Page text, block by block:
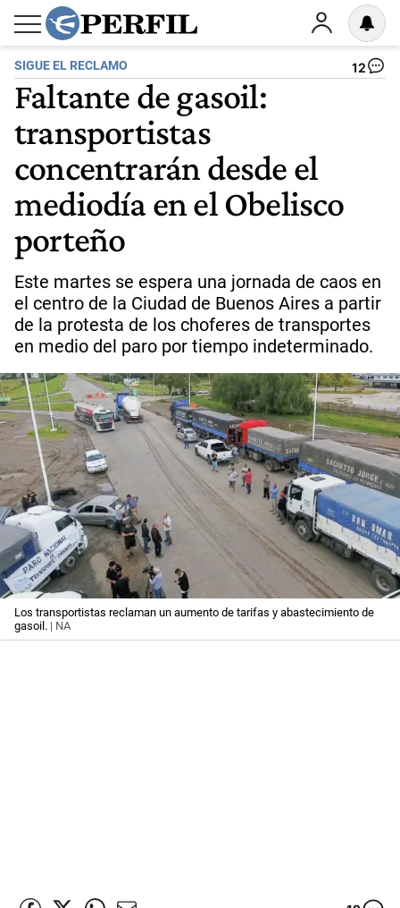
SIGUE EL RECLAMO 12
Faltante de gasoil:
transportistas
concentrarán desde el
mediodía en el Obelisco
porteño
Este martes se espera una jornada de caos en
el centro de la Ciudad de Buenos Aires a partir
de la protesta de los choferes de transportes
en medio del paro por tiempo indeterminado.
Los transportistas reclaman un aumento de tarifas y abastecimiento de
gasoil. | NA